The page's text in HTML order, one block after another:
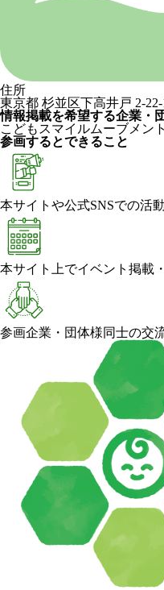
住所
東京都 杉並区下高井戸 2-22-
情報掲載を希望する企業・
こどもスマイルムーブメン
参画するとできること
本サイトや公式SNSでの活
本サイト上でイベント掲載
参画企業・団体様同士の交